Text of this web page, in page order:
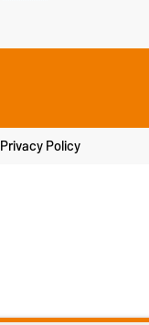
Privacy Policy